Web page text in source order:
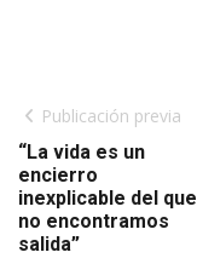
Publicación previa
“La vida es un
encierro
inexplicable del que
no encontramos
salida”